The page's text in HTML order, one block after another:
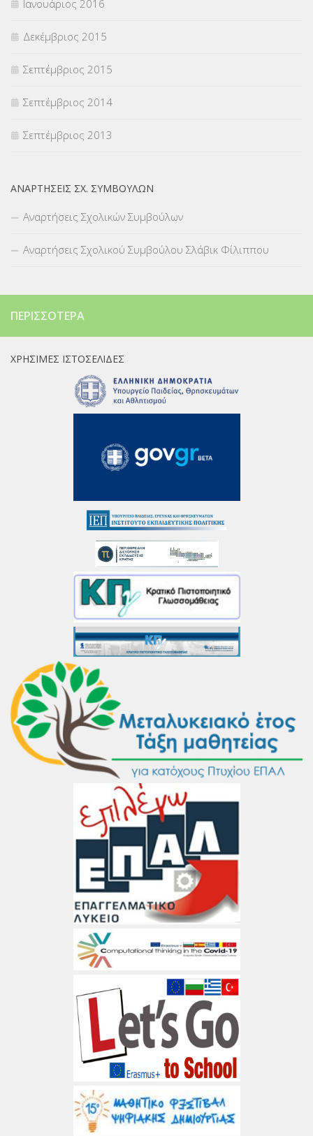
Ιανουάριος 2016
Δεκέμβριος 2015
Σεπτέμβριος 2015
Σεπτέμβριος 2014
Σεπτέμβριος 2013
ΑΝΑΡΤΉΣΕΙΣ ΣΧ. ΣΥΜΒΟΎΛΩΝ
Αναρτήσεις Σχολικών Συμβούλων
Αναρτήσεις Σχολικού Συμβούλου Σλάβικ Φίλιππου
ΠΕΡΙΣΣΌΤΕΡΑ
ΧΡΉΣΙΜΕΣ ΙΣΤΟΣΕΛΊΔΕΣ